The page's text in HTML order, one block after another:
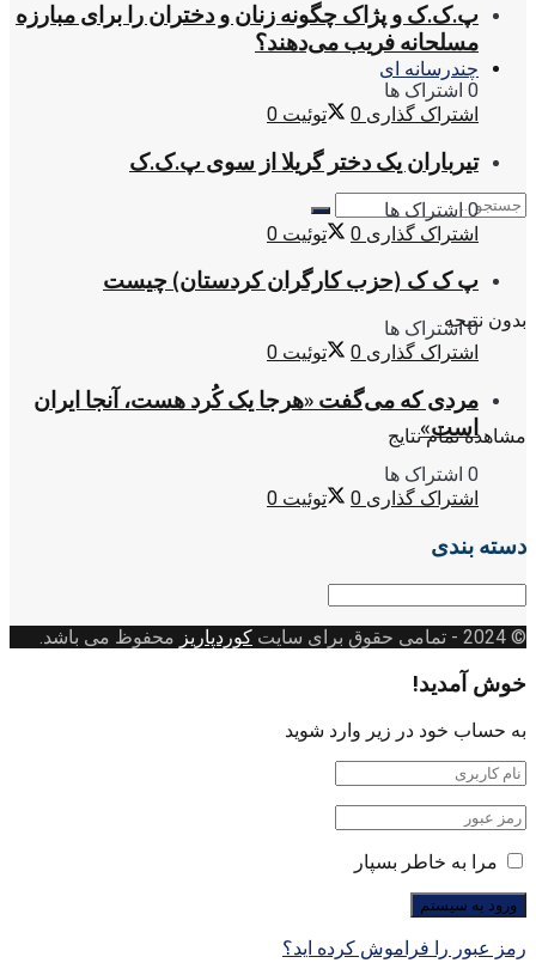
چندرسانه ای
بدون نتیجه
مشاهده تمام نتایج
پ.ک.ک و پژاک چگونه زنان و دختران را برای مبارزه
مسلحانه فریب می‌دهند؟
0 اشتراک ها
اشتراک گذاری 0 توئیت 0
تیرباران یک دختر گریلا از سوی پ.ک.ک
0 اشتراک ها
اشتراک گذاری 0 توئیت 0
پ ک ک (حزب کارگران کردستان) چیست
0 اشتراک ها
اشتراک گذاری 0 توئیت 0
مردی که می‌گفت «هرجا یک کُرد هست، آنجا ایران
است»
0 اشتراک ها
اشتراک گذاری 0 توئیت 0
دسته بندی
دسته
© 2024
- تمامی حقوق برای سایت کوردپاریز محفوظ می باشد.
خوش آمدید!
به حساب خود در زیر وارد شوید
مرا به خاطر بسپار
رمز عبور را فراموش کرده اید؟